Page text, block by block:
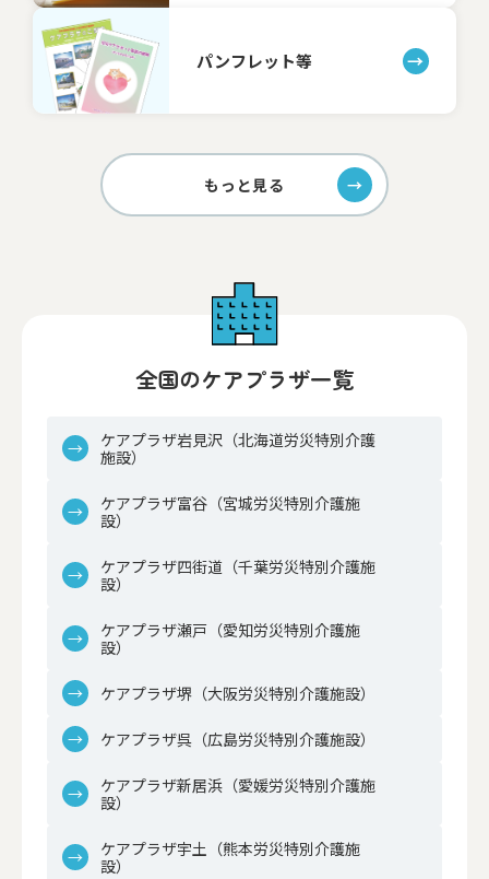
パンフレット等
もっと見る
全国のケアプラザ一覧
ケアプラザ岩見沢（北海道労災特別介護
施設）
ケアプラザ富谷（宮城労災特別介護施
設）
ケアプラザ四街道（千葉労災特別介護施
設）
ケアプラザ瀬戸（愛知労災特別介護施
設）
ケアプラザ堺（大阪労災特別介護施設）
ケアプラザ呉（広島労災特別介護施設）
ケアプラザ新居浜（愛媛労災特別介護施
設）
ケアプラザ宇土（熊本労災特別介護施
設）